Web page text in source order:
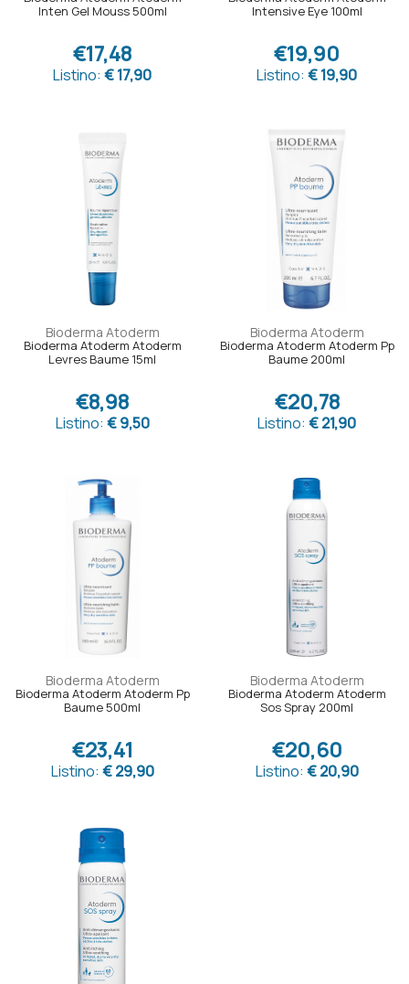
Inten Gel Mouss 500ml
€17,48
Listino: € 17,90
Intensive Eye 100ml
€19,90
Listino: € 19,90
Bioderma Atoderm
Bioderma Atoderm Atoderm
Levres Baume 15ml
€8,98
Listino: € 9,50
Bioderma Atoderm
Bioderma Atoderm Atoderm Pp
Baume 200ml
€20,78
Listino: € 21,90
Bioderma Atoderm
Bioderma Atoderm Atoderm Pp
Baume 500ml
€23,41
Listino: € 29,90
Bioderma Atoderm
Bioderma Atoderm Atoderm
Sos Spray 200ml
€20,60
Listino: € 20,90